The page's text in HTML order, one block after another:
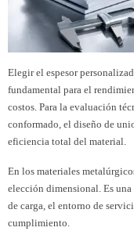
Elegir el espesor
fundamental para el
costos. Para la evaluación
conformado, el diseño de
eficiencia total del material.
En los materiales
elección dimensional. Es
de carga, el entorno de
cumplimiento.